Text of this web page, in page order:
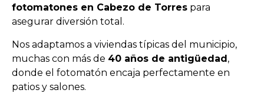
fotomatones en Cabezo de Torres para
asegurar diversión total.
Nos adaptamos a viviendas típicas del municipio,
muchas con más de 40 años de antigüedad,
donde el fotomatón encaja perfectamente en
patios y salones.